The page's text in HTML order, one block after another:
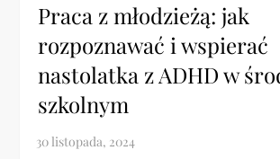
Praca z młodzieżą: jak
rozpoznawać i wspierać
nastolatka z ADHD w
szkolnym